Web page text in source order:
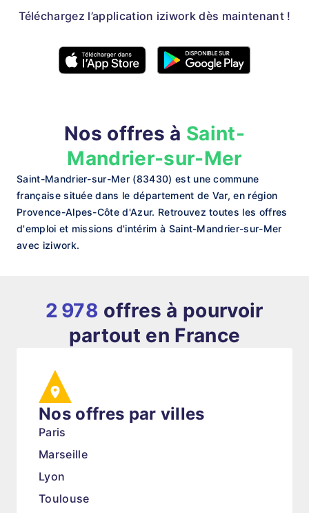
Téléchargez l’application iziwork dès maintenant !
Nos offres à Saint-
Mandrier-sur-Mer
Saint-Mandrier-sur-Mer (83430) est une commune
française située dans le département de Var, en région
Provence-Alpes-Côte d'Azur. Retrouvez toutes les offres
d'emploi et missions d'intérim à Saint-Mandrier-sur-Mer
avec iziwork.
2 978 offres à pourvoir
partout en France
Nos offres par villes
Paris
Marseille
Lyon
Toulouse